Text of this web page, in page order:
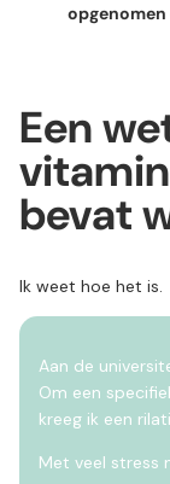
Een
bevat
Ik weet hoe het is.
Aan de
Om een
kreeg ik een
Met veel stress